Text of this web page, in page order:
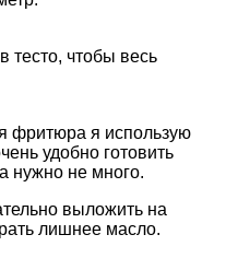
тесто, чтобы весь
фритюра я использую
удобно готовить
нужно не много.
выложить на
лишнее масло.